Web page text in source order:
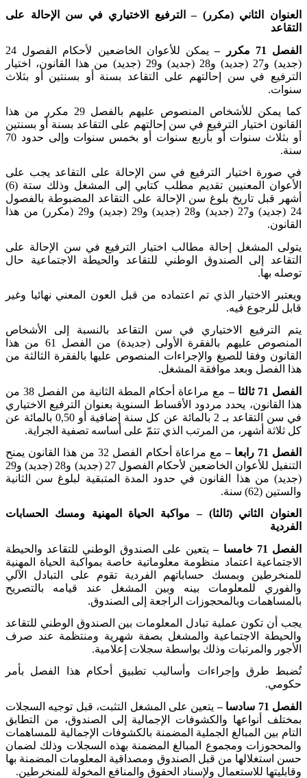
العنوان الثاني (مكرر) – الترفيع الاختياري في سن الإحالة على
التقاعد
الفصل 71 مكرر –
يمكن للأعوان الخاضعين لأحكام الفصول 24
(جديد) و27 (جديد) و28 (جديد) و29 (جديد) من هذا القانون، اختيار
الترفيع في سن إحالتهم على التقاعد بسنة أو بسنتين أو بثلاث
سنوات.
كما يمكن للأشخاص المنصوص عليهم بالفصل 29 مكرر من هذا
القانون اختيار الترفيع في سن إحالتهم على التقاعد بسنة أو بسنتين
أو بثلاث سنوات أو بأربع سنوات أو بخمس سنوات وإلى حدود 70
سنة.
في صورة اختيار الترفيع في سن الإحالة على التقاعد يجب على
الأعوان المعنيين تقديم مطلب كتابي إلى المشغل وذلك ستة (6)
أشهر قبل تاريخ بلوغ سن الإحالة على التقاعد المضبوطة بالفصول
24 (جديد) و27 (جديد) و28 (جديد) و29 (جديد) و29 (مكرر) من هذا
القانون.
يتولى المشغل إحالة مطالب اختيار الترفيع في سن الإحالة على
التقاعد إلى الصندوق الوطني للتقاعد والحيطة الاجتماعية حال
توصله بها.
ويعتبر الاختيار الذي تم اعتماده من قبل العون المعني نهائيا وغير
قابل للرجوع فيه.
يتم الترفيع الاختياري في سن التقاعد بالنسبة إلى الأشخاص
المنصوص عليهم بالفقرة الأولى (جديدة) من الفصل 61 من هذا
القانون وفقا للصيغ والإجراءات المنصوص عليها بالفقرة الثالثة من
هذا الفصل وبعد موافقة المشغل.
الفصل 71 ثالثا –
مع مراعاة أحكام المطة الثانية من الفصل 38 من
هذا القانون، يحدد مردود الأقساط السنوية بعنوان الترفيع الاختياري
في سن التقاعد بـ 2 بالمائة عن كل سنة إضافية أو 0,50 بالمائة عن
كل ثلاثة أشهر، من المرتب الذي تتمّ على أساسه تصفية الجراية.
الفصل 71 رابعا –
مع مراعاة أحكام الفصل 32 من هذا القانون يمنح
التنفيل للأعوان الخاضعين لأحكام الفصول 27 (جديد) و28 (جديد) و29
(جديد) من هذا القانون في حدود المدة المتبقية لبلوغ سن الثانية
والستين (62) سنة
.
العنوان الثاني (ثالثا) – مواكبة الحياة المهنية ومسك الحسابات
الفردية
الفصل 71 خامسا –
يتعين على الصندوق الوطني للتقاعد والحيطة
الاجتماعية اعتماد منظومة معلوماتية خاصة بمواكبة الحياة المهنية
للمنخرطين وبمسك حساباتهم الفردية تقوم على التبادل الآلي
والفوري للمعلومات بينه وبين المشغل عند قيامه بالتصريح
بالمساهمات وبالمحجوزات الراجعة إلى الصندوق.
يجب أن تكون عملية تبادل المعلومات بين الصندوق الوطني للتقاعد
والحيطة الاجتماعية والمشغل بصفة شهرية ومنتظمة عند صرف
الأجور والمرتبات وذلك بواسطة سجلات إعلامية.
تُضبط طرق وإجراءات وأساليب تطبيق أحكام هذا الفصل بأمر
حكومي.
الفصل 71 سادسا –
يتعين على المشغل التثبت، قبل توجيه السجلات
بمختلف أنواعها والكشوفات الإجمالية إلى الصندوق، من التطابق
التام بين المبالغ الجملية المضمنة بالكشوفات الإجمالية للمساهمات
والمحجوزات ومجموع المبالغ المضمنة بهذه السجلات وذلك لضمان
حسن استغلالها من قبل الصندوق ومصداقية المعلومات المضمنة بها
وقابليتها للاستعمال ولإسناد الحقوق والمنافع المخولة للمنخرطين.